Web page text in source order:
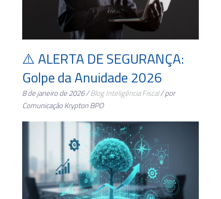
⚠️ ALERTA DE SEGURANÇA:
Golpe da Anuidade 2026
8 de janeiro de 2026 /BlogInteligência Fiscal/ por
Comunicação Krypton BPO